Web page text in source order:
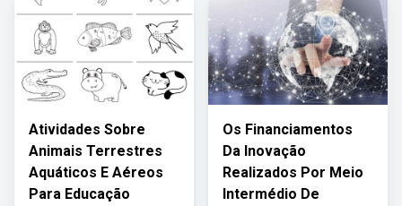
Atividades Sobre
Animais Terrestres
Aquáticos E Aéreos
Para Educação
Os Financiamentos
Da Inovação
Realizados Por Meio
Intermédio De